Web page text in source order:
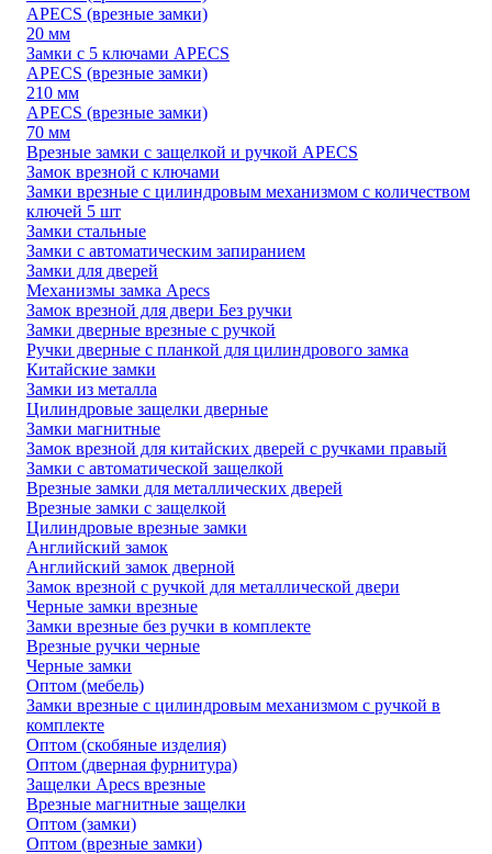
APECS (врезные замки)
20 мм
Замки с 5 ключами APECS
APECS (врезные замки)
210 мм
APECS (врезные замки)
70 мм
Врезные замки с защелкой и ручкой APECS
Замок врезной с ключами
Замки врезные с цилиндровым механизмом с количеством
ключей 5 шт
Замки стальные
Замки с автоматическим запиранием
Замки для дверей
Механизмы замка Apecs
Замок врезной для двери Без ручки
Замки дверные врезные с ручкой
Ручки дверные с планкой для цилиндрового замка
Китайские замки
Замки из металла
Цилиндровые защелки дверные
Замки магнитные
Замок врезной для китайских дверей с ручками правый
Замки с автоматической защелкой
Врезные замки для металлических дверей
Врезные замки с защелкой
Цилиндровые врезные замки
Английский замок
Английский замок дверной
Замок врезной с ручкой для металлической двери
Черные замки врезные
Замки врезные без ручки в комплекте
Врезные ручки черные
Черные замки
Оптом (мебель)
Замки врезные с цилиндровым механизмом с ручкой в
комплекте
Оптом (скобяные изделия)
Оптом (дверная фурнитура)
Защелки Apecs врезные
Врезные магнитные защелки
Оптом (замки)
Оптом (врезные замки)